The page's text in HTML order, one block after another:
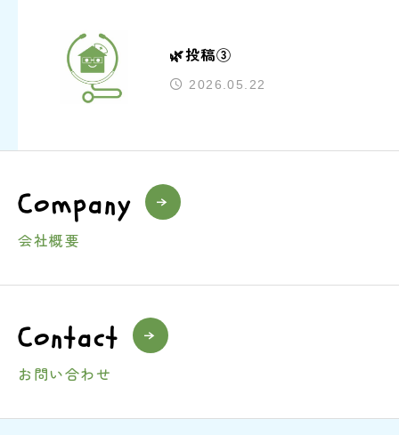
🌿投稿③
2026.05.22
Company
会社概要
Contact
お問い合わせ